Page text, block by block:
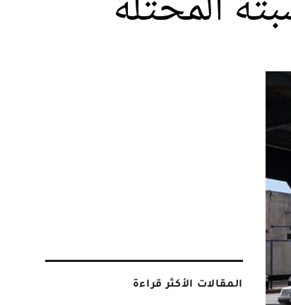
المقالات الأكثر قراءة